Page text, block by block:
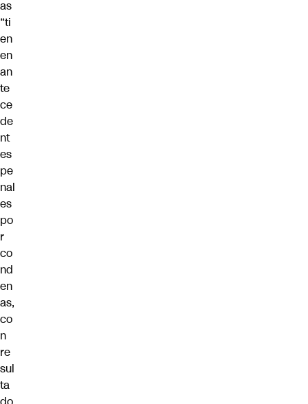
as
“ti
en
en
an
te
ce
de
nt
es
pe
nal
es
po
r
co
nd
en
as,
co
n
re
sul
ta